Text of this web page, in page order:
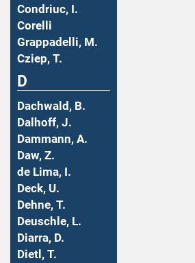
Condriuc, I.
Corelli
Grappadelli, M.
Cziep, T.
D
Dachwald, B.
Dalhoff, J.
Dammann, A.
Daw, Z.
de Lima, I.
Deck, U.
Dehne, T.
Deuschle, L.
Diarra, D.
Dietl, T.